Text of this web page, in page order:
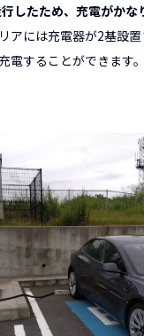
したため、充電がかな
アには充電器が2基設置
電することができます。